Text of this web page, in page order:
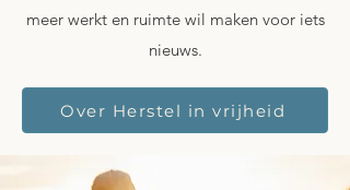
meer werkt en ruimte wil maken voor iets
nieuws.
Over Herstel in vrijheid